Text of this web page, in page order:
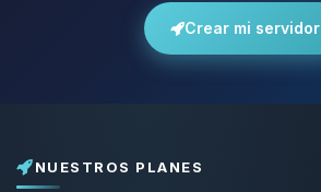
Crear mi servidor
NUESTROS PLANES